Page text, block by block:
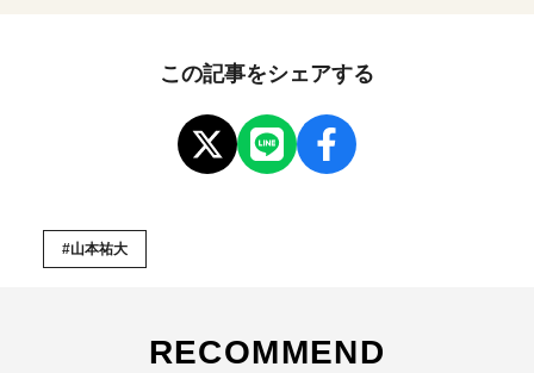
この記事をシェアする
#山本祐大
RECOMMEND